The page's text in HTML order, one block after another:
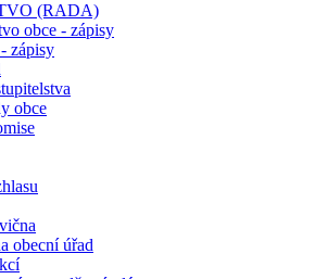
(RADA)
obce - zápisy
zápisy
obce
obecní úřad